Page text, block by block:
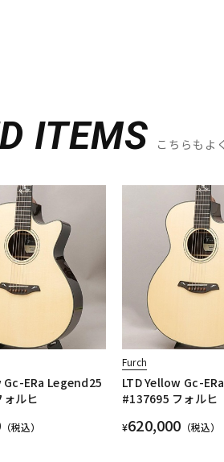
ITEMS こちらもよ
Gc-ERa Legend25
ルヒ
（税込）
Furch
LTD Yellow Gc-
#137695 フォルヒ
¥620,000 （税込）